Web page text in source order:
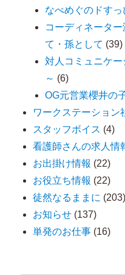
なべめぐのドす
コーディネータ
て・孫として (39)
対人コミュニケ
～ (6)
OG元営業櫻井の
ワークステーション
スタッフボイス (4)
看護師さんの求人情
お出掛け情報 (22)
お役立ち情報 (22)
徒然なるままに (203)
お知らせ (137)
単発のお仕事 (16)